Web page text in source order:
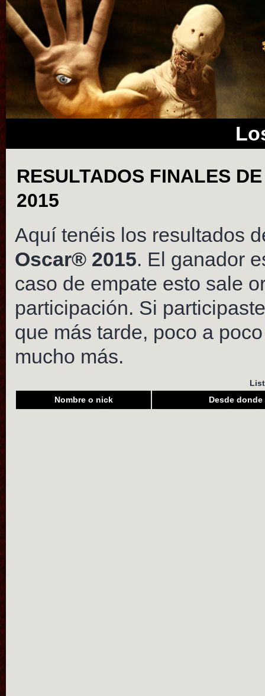
RESULTADOS FINALES
2015
Aquí tenéis los resultados
Oscar® 2015. El ganador
caso de empate esto sale
participación. Si
que más tarde, poco a
mucho más.
Nombre o nick
Desde